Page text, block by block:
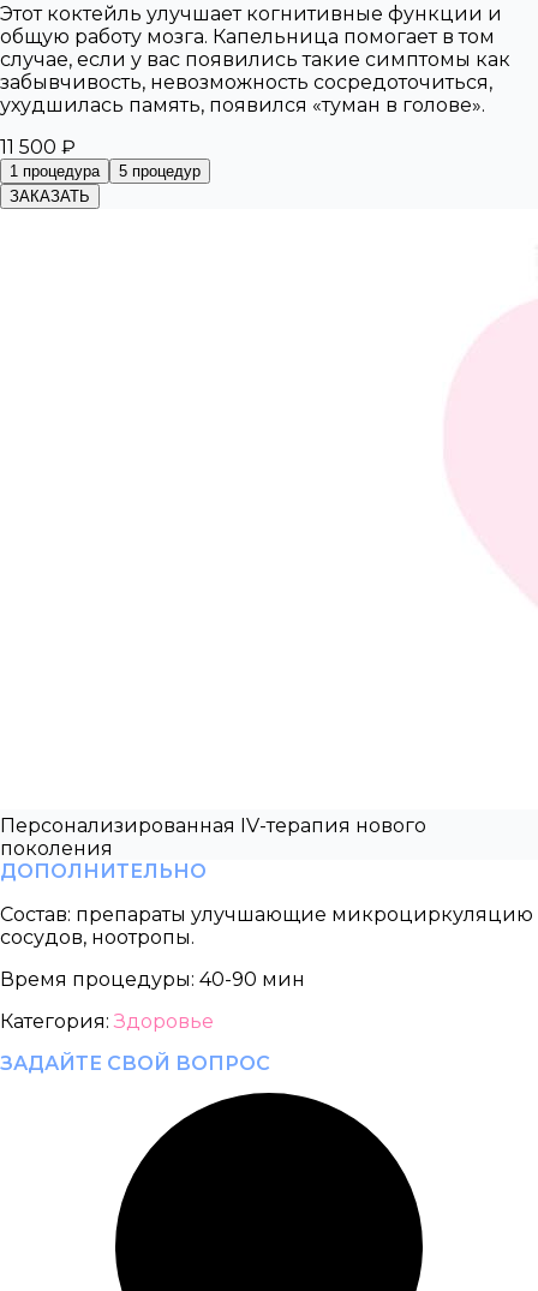
Этот коктейль улучшает когнитивные функции и
общую работу мозга. Капельница помогает в том
случае, если у вас появились такие симптомы как
забывчивость, невозможность сосредоточиться,
ухудшилась память, появился «туман в голове».
11 500 ₽
1 процедура
5 процедур
ЗАКАЗАТЬ
Персонализированная IV-терапия нового
поколения
ДОПОЛНИТЕЛЬНО
Состав: препараты улучшающие микроциркуляцию
сосудов, ноотропы.
Время процедуры: 40-90 мин
Категория:Здоровье
ЗАДАЙТЕ СВОЙ ВОПРОС